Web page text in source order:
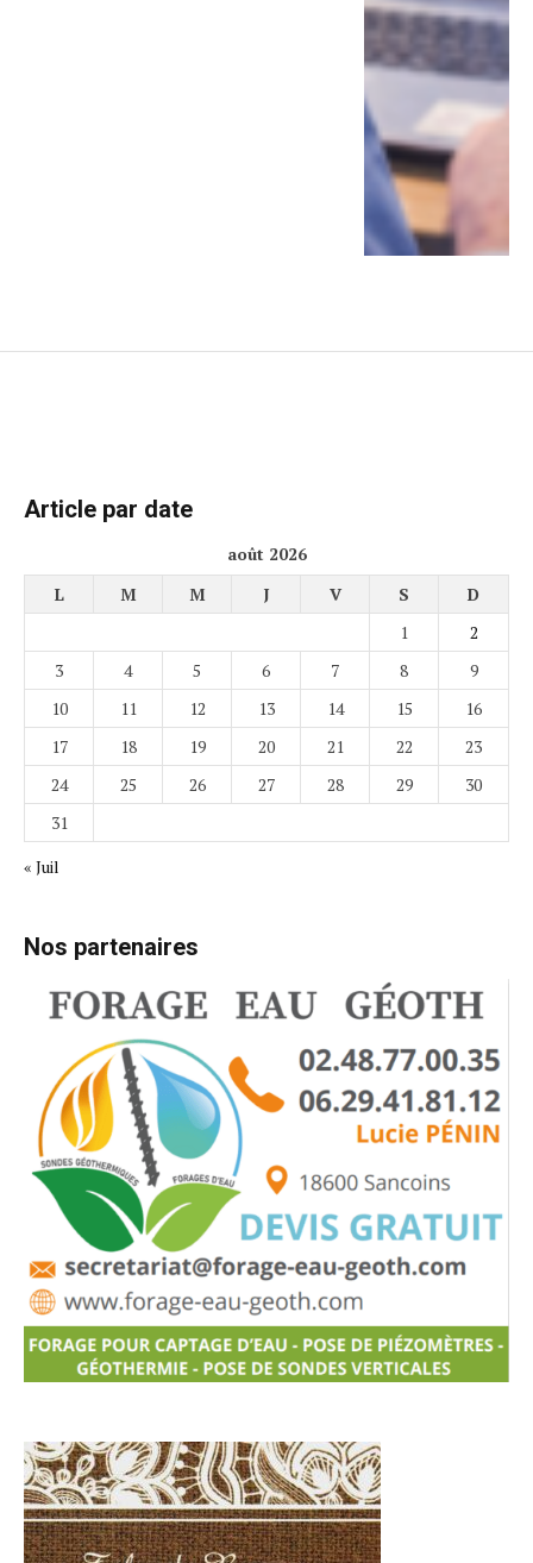
Article par date
août 2026
L
M M J V S
D
1
2
3
4 5 6 7 8
9
10
11 12 13 14 15
16
17
18 19 20 21 22
23
24
25 26 27 28 29
30
31
« Juil
Nos partenaires